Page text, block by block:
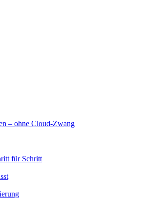
– ohne Cloud-Zwang
für Schritt